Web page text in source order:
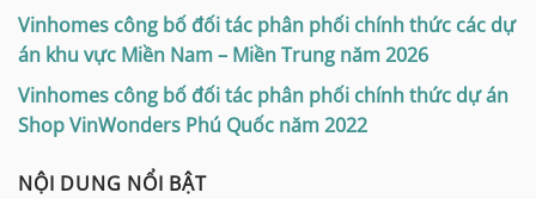
Vinhomes công bố đối tác phân phối chính thức các dự
án khu vực Miền Nam – Miền Trung năm 2026
Vinhomes công bố đối tác phân phối chính thức dự án
Shop VinWonders Phú Quốc năm 2022
NỘI DUNG NỔI BẬT